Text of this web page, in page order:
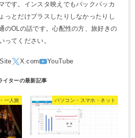
です。インスタ映えでもバックパッカ
っとだけプラスしたりしなかったりし
のOLの話です。心配性の方、旅好きの
ってください。
一人旅 パソコン・スマホ・ネット